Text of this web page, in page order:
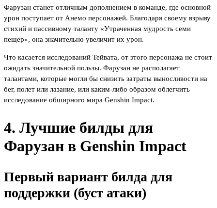
Фарузан станет отличным дополнением в команде, где основной
урон поступает от Анемо персонажей. Благодаря своему взрыву
стихий и пассивному таланту «Утраченная мудрость семи
пещер», она значительно увеличит их урон.
Что касается исследований Тейвата, от этого персонажа не стоит
ожидать значительной пользы. Фарузан не располагает
талантами, которые могли бы снизить затраты выносливости на
бег, полет или лазание, или каким-либо образом облегчить
исследование обширного мира Genshin Impact.
4. Лучшие билды для
Фарузан в Genshin Impact
Первый вариант билда для
поддержки (буст атаки)